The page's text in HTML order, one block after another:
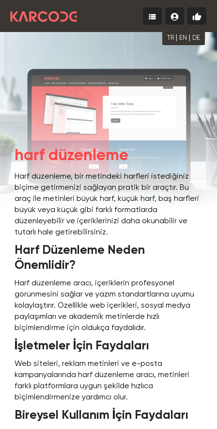
thumb_up
account_circle
Giriş
view_list
Menu
TR EN DE
harf düzenleme
Harf düzenleme, bir metindeki harfleri istediğiniz
biçime getirmenizi sağlayan pratik bir araçtır. Bu
araç ile metinleri büyük harf, küçük harf, baş harfleri
büyük veya küçük gibi farklı formatlarda
düzenleyebilir ve içeriklerinizi daha okunabilir ve
tutarlı hale getirebilirsiniz.
Harf Düzenleme Neden
Önemlidir?
Harf düzenleme aracı, içeriklerin profesyonel
görünmesini sağlar ve yazım standartlarına uyumu
kolaylaştırır. Özellikle web içerikleri, sosyal medya
paylaşımları ve akademik metinlerde hızlı
biçimlendirme için oldukça faydalıdır.
İşletmeler İçin Faydaları
Web siteleri, reklam metinleri ve e-posta
kampanyalarında harf düzenleme aracı, metinleri
farklı platformlara uygun şekilde hızlıca
biçimlendirmenize yardımcı olur.
Bireysel Kullanım İçin Faydaları